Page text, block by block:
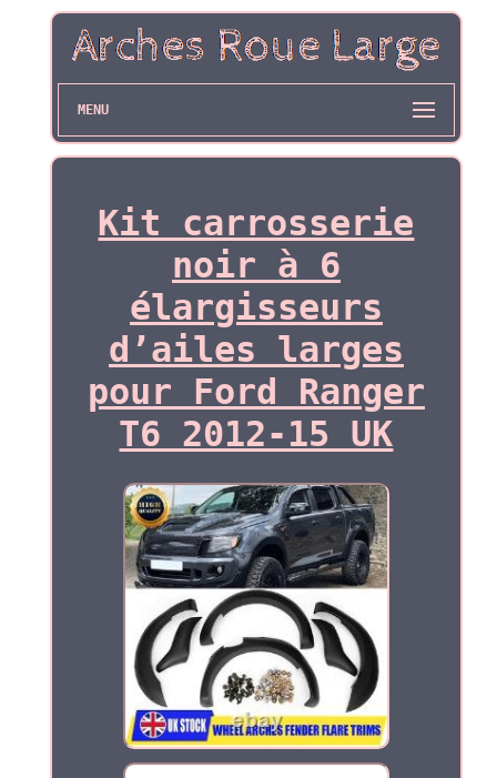
MENU
Kit carrosserie
noir à 6
élargisseurs
d’ailes larges
pour Ford Ranger
T6 2012-15 UK